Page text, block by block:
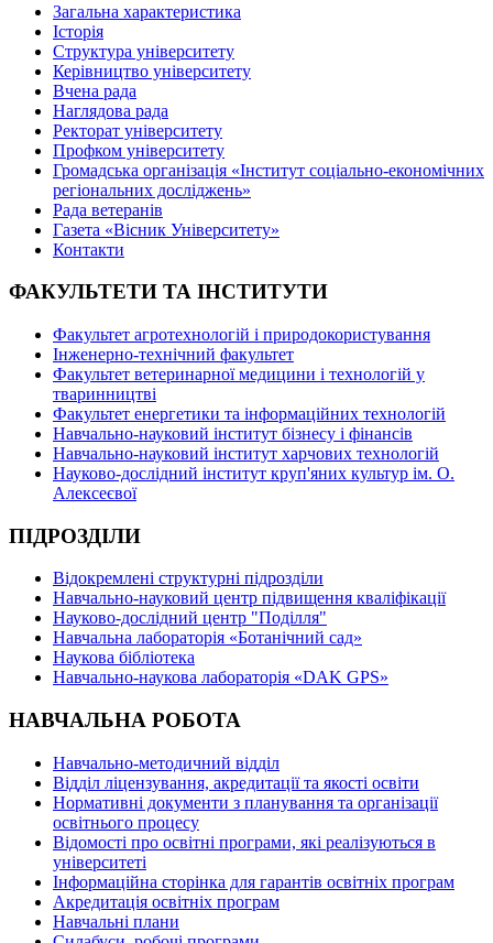
Загальна характеристика
Історія
Структура університету
Керівництво університету
Вчена рада
Наглядова рада
Ректорат університету
Профком університету
Громадська організація «Інститут соціально-економічних
регіональних досліджень»
Рада ветеранів
Газета «Вісник Університету»
Контакти
ФАКУЛЬТЕТИ ТА ІНСТИТУТИ
Факультет агротехнологій і природокористування
Інженерно-технічний факультет
Факультет ветеринарної медицини і технологій у
тваринництві
Факультет енергетики та інформаційних технологій
Навчально-науковий інститут бізнесу і фінансів
Навчально-науковий інститут харчових технологій
Науково-дослідний інститут круп'яних культур ім. О.
Алексеєвої
ПІДРОЗДІЛИ
Відокремлені структурні підрозділи
Навчально-науковий центр підвищення кваліфікації
Науково-дослідний центр "Поділля"
Навчальна лабораторія «Ботанічний сад»
Наукова бібліотека
Навчально-наукова лабораторія «DAK GPS»
НАВЧАЛЬНА РОБОТА
Навчально-методичний відділ
Відділ ліцензування, акредитації та якості освіти
Нормативні документи з планування та організації
освітнього процесу
Відомості про освітні програми, які реалізуються в
університеті
Інформаційна сторінка для гарантів освітніх програм
Акредитація освітніх програм
Навчальні плани